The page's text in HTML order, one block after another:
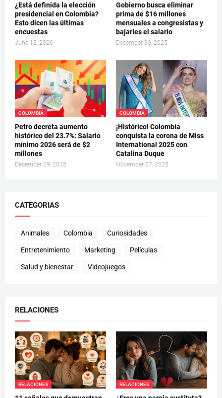
¿Está definida la elección
presidencial en Colombia?
Esto dicen las últimas
encuestas
June 13, 2026
Gobierno busca eliminar
prima de $16 millones
mensuales a congresistas y
bajarles el salario
December 30, 2025
COLOMBIA
Petro decreta aumento
histórico del 23.7%: Salario
mínimo 2026 será de $2
millones
December 29, 2025
COLOMBIA
¡Histórico! Colombia
conquista la corona de Miss
International 2025 con
Catalina Duque
November 27, 2025
CATEGORIAS
Animales Colombia Curiosidades
Entretenimiento Marketing Películas
Salud y bienestar Videojuegos
RELACIONES
RELACIONES RELACIONES